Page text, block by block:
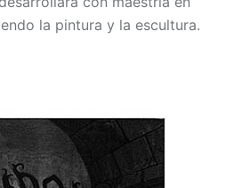
la pintura y la escultura.